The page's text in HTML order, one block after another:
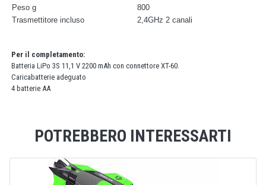
Peso g
800
Trasmettitore incluso
2,4GHz 2 canali
Per il completamento:
Batteria LiPo 3S 11,1 V 2200 mAh con connettore XT-60.
Caricabatterie adeguato
4 batterie AA
POTREBBERO INTERESSARTI